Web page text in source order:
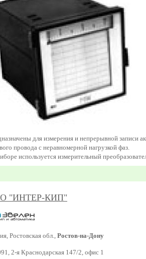
для измерения и непрерывной записи
провода с неравномерной нагрузкой фаз.
используется измерительный
"ИНТЕР-КИП"
Ростовская обл., Ростов-на-Дону
2-я Краснодарская 147/2, офис 1